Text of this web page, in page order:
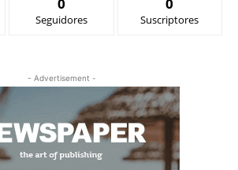
Seguidores Suscriptores
- Advertisement -